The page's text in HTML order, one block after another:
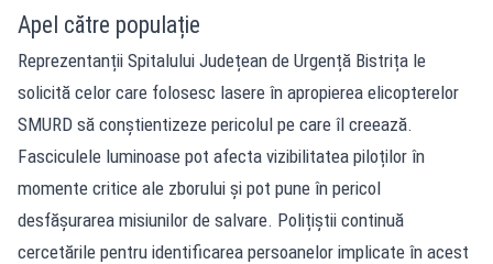
Apel către populație
Reprezentanții Spitalului Județean de Urgență Bistrița le
solicită celor care folosesc lasere în apropierea elicopterelor
SMURD să conștientizeze pericolul pe care îl creează.
Fasciculele luminoase pot afecta vizibilitatea piloților în
momente critice ale zborului și pot pune în pericol
desfășurarea misiunilor de salvare. Polițiștii continuă
cercetările pentru identificarea persoanelor implicate în acest